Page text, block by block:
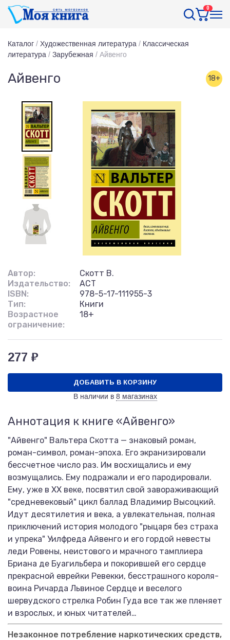
0
Каталог / Художественная литература / Классическая
литература / Зарубежная / Айвенго
Айвенго 18+
Автор:
Скотт В.
Издательство:
АСТ
ISBN:
978-5-17-111955-3
Тип:
Книги
Возрастное
ограничение:
18+
277 ₽
ДОБАВИТЬ В КОРЗИНУ
В наличии в 8 магазинах
Аннотация к книге «Айвенго»
"Айвенго" Вальтера Скотта — знаковый роман,
роман-символ, роман-эпоха. Его экранизировали
бессчетное число раз. Им восхищались и ему
возмущались. Ему подражали и его пародировали.
Ему, уже в ХХ веке, посвятил свой завораживающий
"средневековый" цикл баллад Владимир Высоцкий.
Идут десятилетия и века, а увлекательная, полная
приключений история молодого "рыцаря без страха
и упрека" Уилфреда Айвенго и его гордой невесты
леди Ровены, неистового и мрачного тамплиера
Бриана де Буагильбера и покорившей его сердце
прекрасной еврейки Ревекки, бесстрашного короля-
воина Ричарда Львиное Сердце и веселого
шервудского стрелка Робин Гуда все так же пленяет
и взрослых, и юных читателей…
Незаконное потребление наркотических средств,